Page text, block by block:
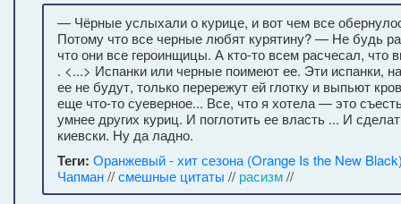
— Чёрные услыхали о курице, и вот чем все
Потому что все черные любят курятину? — Не будь
что они все героинщицы. А кто-то всем расчесал, что
. <...> Испанки или черные поимеют ее. Эти испанки,
ее не будут, только перережут ей глотку и выпьют
еще что-то суеверное... Все, что я хотела — это
умнее других куриц. И поглотить ее власть ... И
киевски. Ну да ладно.
Теги: Оранжевый - хит сезона (Orange Is the New
Чапман//смешные цитаты // расизм//